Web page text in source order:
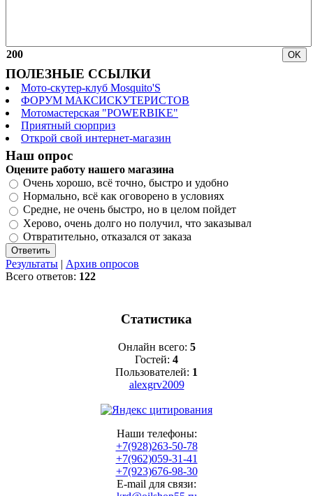
200
ПОЛЕЗНЫЕ ССЫЛКИ
Мото-скутер-клуб Mosquito'S
ФОРУМ МАКСИСКУТЕРИСТОВ
Мотомастерская "POWERBIKE"
Приятный сюрприз
Открой свой интернет-магазин
Наш опрос
Оцените работу нашего магазина
Очень хорошо, всё точно, быстро и удобно
Нормально, всё как оговорено в условиях
Средне, не очень быстро, но в целом пойдет
Херово, очень долго но получил, что заказывал
Отвратительно, отказался от заказа
Результаты | Архив опросов
Всего ответов: 122
Статистика
Онлайн всего: 5
Гостей: 4
Пользователей: 1
alexgrv2009
Наши телефоны:
+7(928)263-50-78
+7(962)059-31-41
+7(923)676-98-30
E-mail для связи: